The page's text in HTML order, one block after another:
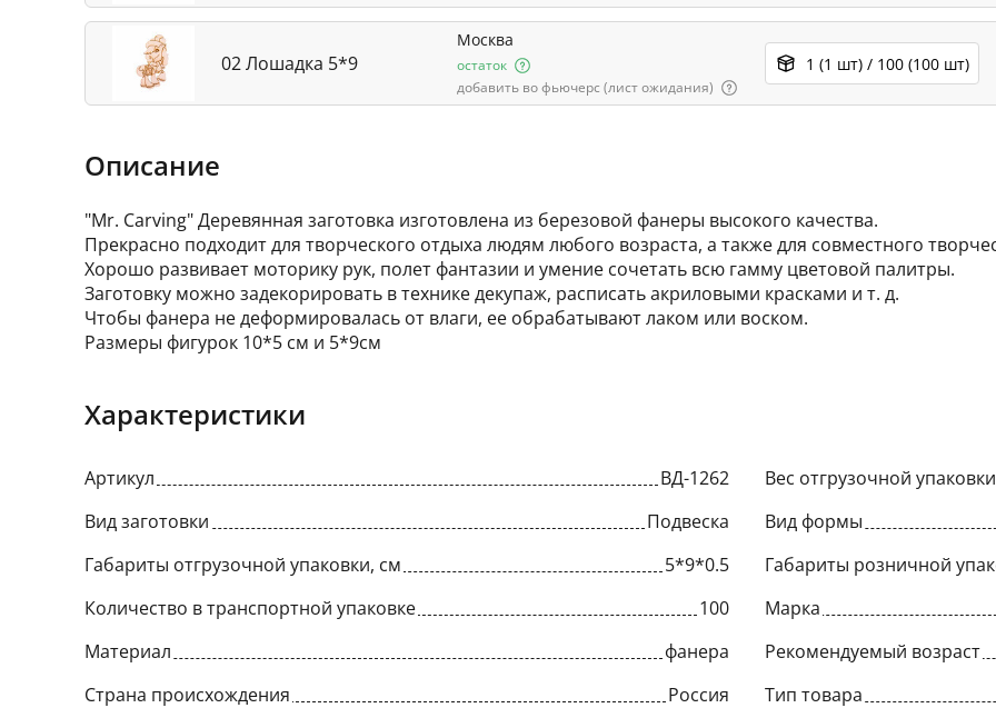
02 Лошадка 5*9
Москва
остаток
добавить во фьючерс (лист ожидания)
1 (1 шт) / 100 (100 шт)
Описание
"Mr. Carving" Деревянная заготовка изготовлена из березовой фанеры высокого качества.
Прекрасно подходит для творческого отдыха людям любого возраста, а также для совместного
Хорошо развивает моторику рук, полет фантазии и умение сочетать всю гамму цветовой палитры.
Заготовку можно задекорировать в технике декупаж, расписать акриловыми красками и т. д.
Чтобы фанера не деформировалась от влаги, ее обрабатывают лаком или воском.
Размеры фигурок 10*5 см и 5*9см
Характеристики
Артикул ВД-1262 Вес отгрузочной
Вид заготовки
Подвеска Вид формы
Габариты отгрузочной упаковки, см
5*9*0.5 Габариты розничной
Количество в транспортной упаковке
100 Марка
Материал
фанера Рекомендуемый возраст
Страна происхождения
Россия Тип товара